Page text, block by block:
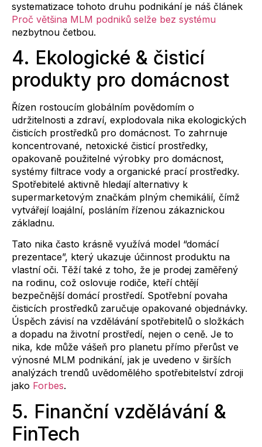
systematizace tohoto druhu podnikání je náš článek
Proč většina MLM podniků selže bez systému
nezbytnou četbou.
4. Ekologické & čisticí
produkty pro domácnost
Řízen rostoucím globálním povědomím o
udržitelnosti a zdraví, explodovala nika ekologických
čisticích prostředků pro domácnost. To zahrnuje
koncentrované, netoxické čisticí prostředky,
opakovaně použitelné výrobky pro domácnost,
systémy filtrace vody a organické prací prostředky.
Spotřebitelé aktivně hledají alternativy k
supermarketovým značkám plným chemikálií, čímž
vytvářejí loajální, posláním řízenou zákaznickou
základnu.
Tato nika často krásně využívá model “domácí
prezentace”, který ukazuje účinnost produktu na
vlastní oči. Těží také z toho, že je prodej zaměřený
na rodinu, což oslovuje rodiče, kteří chtějí
bezpečnější domácí prostředí. Spotřební povaha
čisticích prostředků zaručuje opakované objednávky.
Úspěch závisí na vzdělávání spotřebitelů o složkách
a dopadu na životní prostředí, nejen o ceně. Je to
nika, kde může vášeň pro planetu přímo přerůst ve
výnosné MLM podnikání, jak je uvedeno v širších
analýzách trendů uvědomělého spotřebitelství zdroji
jako Forbes.
5. Finanční vzdělávání &
FinTech